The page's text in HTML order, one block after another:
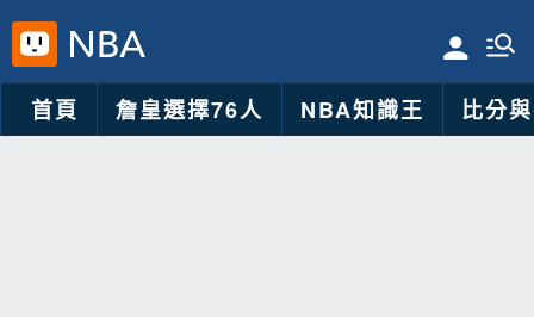
首頁 詹皇選擇76人 NBA知識王 比分